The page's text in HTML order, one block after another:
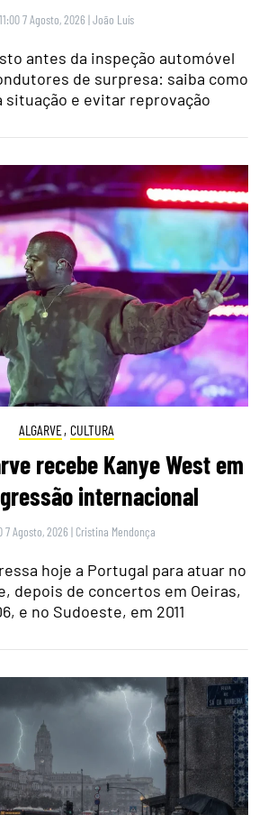
11:00 7 Agosto, 2026 |João Luís
antes da inspeção automóvel
de surpresa: saiba como
situação e evitar reprovação
ALGARVE, CULTURA
recebe Kanye West em
internacional
7 Agosto, 2026 | Cristina Mendonça
hoje a Portugal para atuar no
depois de concertos em Oeiras,
e no Sudoeste, em 2011